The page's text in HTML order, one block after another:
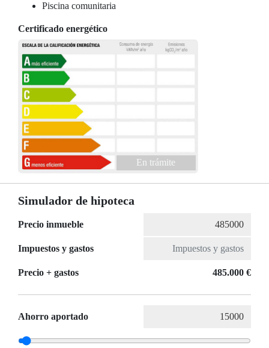
Piscina comunitaria
Certificado energético
En trámite
Simulador de hipoteca
Precio inmueble
Impuestos y gastos
Precio + gastos 485.000 €
Ahorro aportado